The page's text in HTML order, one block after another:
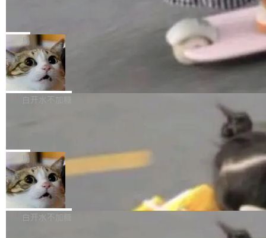
个小型数据库，应用天然按分片构建，单个数据
库的竞争和爆炸半径问题在设计层面就被消除
了。 闲置的 cell 会休眠到几乎不占资源。当 cel
l 迁移或唤醒时，新宿主从 S3 恢复 SQLite 数据
库继续执行。存储库是持久化的唯一真相...
高价的三星折叠（三星Galaxy Z Fold8 Ultra / Z
Fold8 / Z Flip8）外，其余要么是中低端机器，
例如iQOO Z11i、REDMI Note 17、REDMI No
te 17 Pro、OPPO K15，要么是vivo X300 E这
样的次旗舰。 Galaxy Z Fold8 Ultra / Z Fold8 /
Z Flip8三款折叠屏新机均在7月22日发布，且全
部搭载骁龙8 Elite Gen5 for Galaxy，它们本该
Zed 编辑器团队发布了新项目——DeltaDB，一
个在 git commit 之间记录每一次编辑操作的版
本控制系统。目前处于 Early Access 阶段。 De
ltaDB 的核心思路直接写在 landing page 最显
眼的位置：「Software is made between com
mits」——软件是在 commit 之间写出来的。git
是把这段空隙补上。 回退到任何一次编辑：Delt
aDB 捕获 commit 之间的每一次操作，...
局
SpaceXAI 单季资本开支达 183 亿美元
根据风险投资人Tomer Tunguz 博客（VC 分
析）披露的最新分析与第二季度业绩报告，Spac
微软同期总资本开支的四成。 与亚马逊、Alpha
bet、微软以及 Meta 等传统科技巨头相比，Spa
ceXAI的资金消耗速度尤为引人瞩目。然而，支
撑庞大支出的资金来源却呈现出截然不同的面
貌。数据显示，微软和 Meta 主要依托充沛的经
白开水不加糖
一个在终端里运行的编程 agent；Muse Spark
1.2，驱动这个 agent 的新模型。一句话概括：
你可以用 curl -fsSL https://dev.meta.ai/install.
sh | bash 安装一个能在大项目里自动规划、写
代码、验证结果的 AI 终端工具。 据介绍，Muse
局
美团开源 LoHoSearch，用知识图谱校
准 AI 能力认知
机器出题的前提，是让机器拥有全局视野。整个
构建流程可以分为四个环节：建图 → 控制难度
白开水不加糖